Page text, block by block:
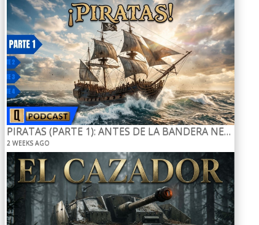
PIRATAS (PARTE 1): ANTES DE LA BANDERA NEGRA
2 WEEKS AGO